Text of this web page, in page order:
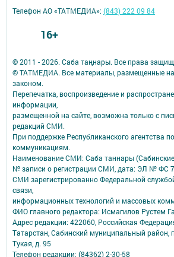
© 2011 - 2026. Саба таңнары. Все права
© ТАТМЕДИА. Все материалы, размещенные
законом.
Перепечатка, воспроизведение и
информации,
размещенной на сайте, возможна только с
редакций СМИ.
При поддержке Республиканского агентства
коммуникациям.
Наименование СМИ: Саба таннары
№ записи о регистрации СМИ, дата: ЭЛ № ФС
СМИ зарегистрированно Федеральной
связи,
информационных технологий и массовых
ФИО главного редактора: Исмагилов Рустем
Адрес редакции: 422060, Российская
Татарстан, Сабинский муниципальный район,
Тукая, д. 95
Телефон редакции: (84362) 2-30-58
Телефон АО «ТАТМЕДИА»:(843) 222 09 84
16+